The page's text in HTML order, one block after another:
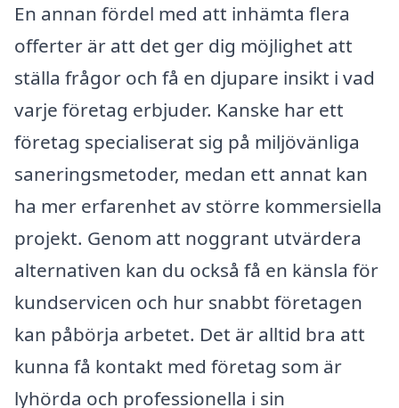
En annan fördel med att inhämta flera
offerter är att det ger dig möjlighet att
ställa frågor och få en djupare insikt i vad
varje företag erbjuder. Kanske har ett
företag specialiserat sig på miljövänliga
saneringsmetoder, medan ett annat kan
ha mer erfarenhet av större kommersiella
projekt. Genom att noggrant utvärdera
alternativen kan du också få en känsla för
kundservicen och hur snabbt företagen
kan påbörja arbetet. Det är alltid bra att
kunna få kontakt med företag som är
lyhörda och professionella i sin